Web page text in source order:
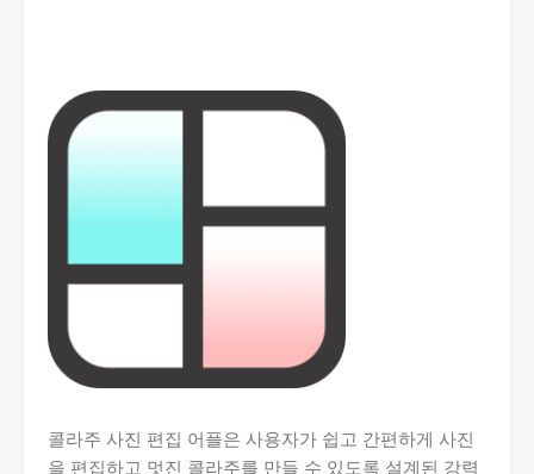
콜라주 사진 편집 어플은 사용자가 쉽고 간편하게 사진
을 편집하고 멋진 콜라주를 만들 수 있도록 설계된 강력